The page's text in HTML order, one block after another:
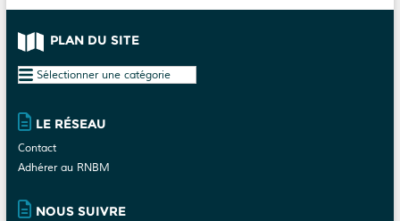
PLAN DU SITE
Plan
site
LE RÉSEAU
Contact
Adhérer au RNBM
NOUS SUIVRE